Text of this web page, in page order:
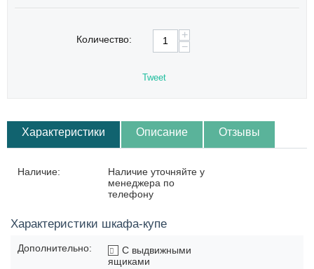
Количество:
+
−
Tweet
Характеристики Описание Отзывы
Наличие:
Наличие уточняйте у
менеджера по
телефону
Характеристики шкафа-купе
Дополнительно:
С выдвижными
ящиками